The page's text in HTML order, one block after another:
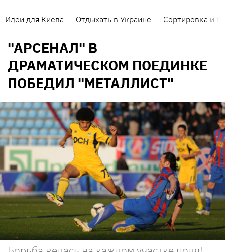
Идеи для Киева Отдыхать в Украине Сортировка и
"АРСЕНАЛ" В
ДРАМАТИЧЕСКОМ ПОЕДИНКЕ
ПОБЕДИЛ "МЕТАЛЛИСТ"